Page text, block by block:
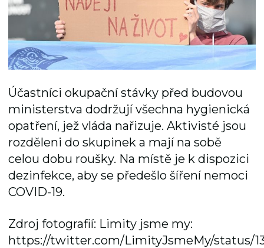
Účastníci okupační stávky před budovou
ministerstva dodržují všechna hygienická
opatření, jež vláda nařizuje. Aktivisté jsou
rozděleni do skupinek a mají na sobě
celou dobu roušky. Na místě je k dispozici
dezinfekce, aby se předešlo šíření nemoci
COVID-19.
Zdroj fotografií: Limity jsme my:
https://twitter.com/LimityJsmeMy/status/